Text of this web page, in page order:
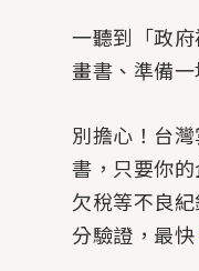
一聽到「政
畫書、準備
別擔心！台
書，只要你
欠稅等不良
分驗證，最快